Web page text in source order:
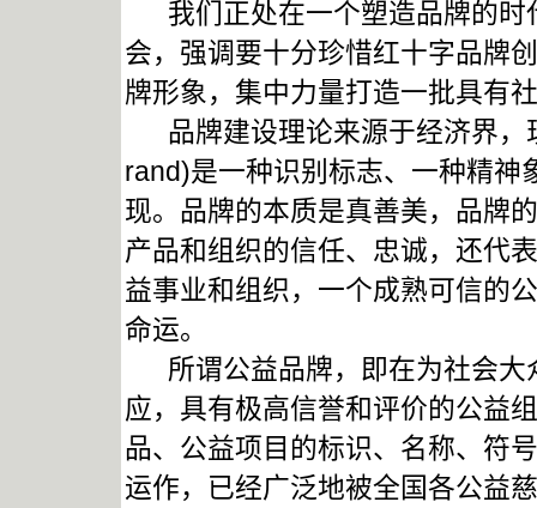
我们正处在一个塑造品牌的时
会，强调要十分珍惜红十字品牌
牌形象，集中力量打造一批具有
品牌建设理论来源于经济界，
rand)是一种识别标志、一种精神
现。品牌的本质是真善美，品牌
产品和组织的信任、忠诚，还代
益事业和组织，一个成熟可信的
命运。
所谓公益品牌，即在为社会大
应，具有极高信誉和评价的公益
品、公益项目的标识、名称、符
运作，已经广泛地被全国各公益